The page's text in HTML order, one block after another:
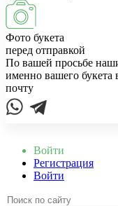
Фото букета
перед отправкой
По вашей просьбе
именно вашего букета
почту
Войти
Регистрация
Войти